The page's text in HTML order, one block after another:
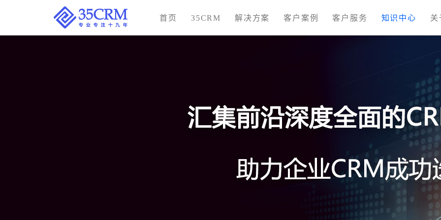
首页 35CRM 解决方案 客户案例 客户服务 知识中心 关